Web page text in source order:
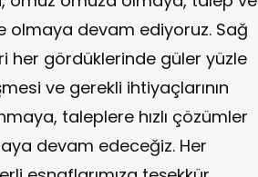
olmaya devam ediyoruz. Sağ
her gördüklerinde güler yüzle
ve gerekli ihtiyaçlarının
taleplere hızlı çözümler
devam edeceğiz. Her